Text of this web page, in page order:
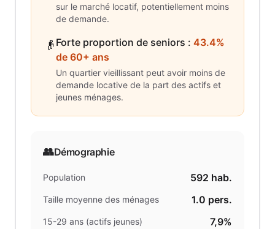
sur le marché locatif, potentiellement moins
de demande.
👴 Forte proportion de seniors : 43.4%
de 60+ ans
Un quartier vieillissant peut avoir moins de
demande locative de la part des actifs et
jeunes ménages.
👥Démographie
Population 592 hab.
Taille moyenne des ménages 1.0 pers.
15-29 ans (actifs jeunes) 7,9%